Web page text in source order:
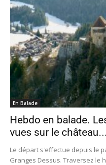
En Balade
Hebdo en balade.
vues sur le château...
Le départ s'effectue depuis le
Granges Dessus. Traversez le